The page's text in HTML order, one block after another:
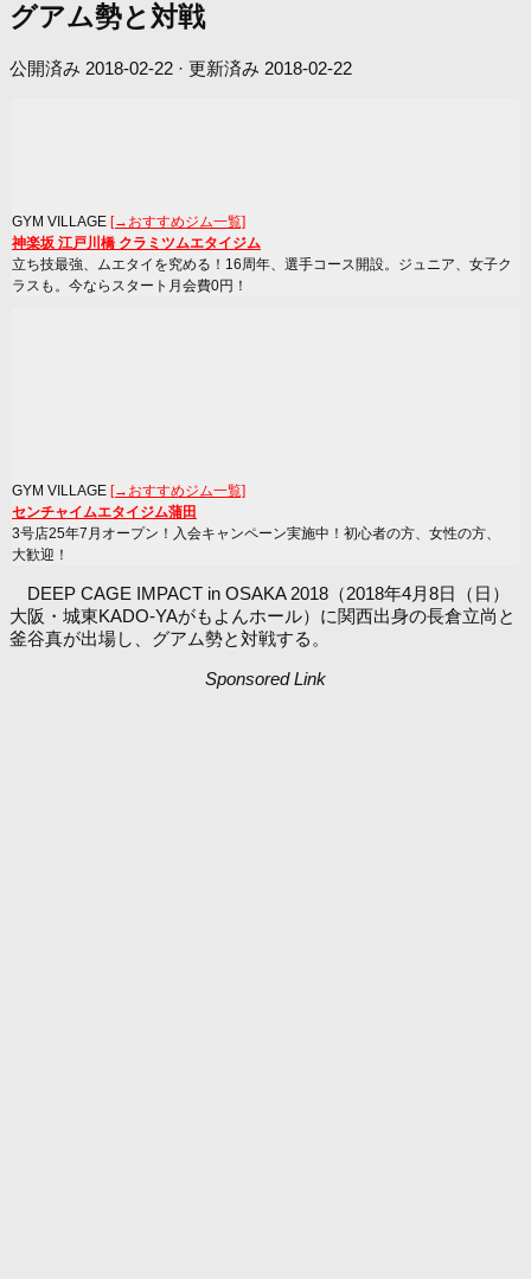
グアム勢と対戦
公開済み 2018-02-22 · 更新済み 2018-02-22
GYM VILLAGE [→おすすめジム一覧]
神楽坂 江戸川橋 クラミツムエタイジム
立ち技最強、ムエタイを究める！16周年、選手コース開設。ジュニア、女子ク
ラスも。今ならスタート月会費0円！
GYM VILLAGE [→おすすめジム一覧]
センチャイムエタイジム蒲田
3号店25年7月オープン！入会キャンペーン実施中！初心者の方、女性の方、
大歓迎！
DEEP CAGE IMPACT in OSAKA 2018（2018年4月8日（日）
大阪・城東KADO-YAがもよんホール）に関西出身の長倉立尚と
釜谷真が出場し、グアム勢と対戦する。
Sponsored Link